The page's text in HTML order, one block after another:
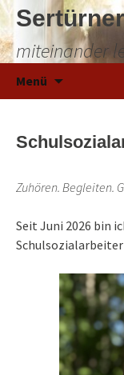
miteinander
Menü
Zuhören. Begleiten.
Seit Juni 2026 bin